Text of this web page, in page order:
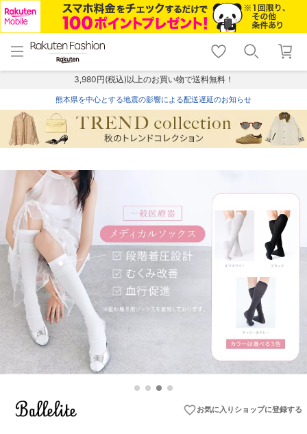
menu home
トップ
shopping_cart lock_outline
ログイン
3,980円(税込)以上のお買い物で送料無料！
熊本県を中心とする地震の影響による配送遅延のお知らせ
favorite_borderお気に入りショップに登録する